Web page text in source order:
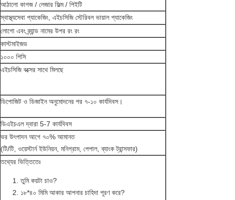
আঠালো কাগজ / লেজার ফিল্ম / পিইটি
স্বাস্থ্যসেবা প্যাকেজিং, এইচসিজি স্টেরিবল ভায়াল প্যাকেজিং
লোগো এবং ব্র্যান্ড নামের উপর রং রং
কাস্টমাইজড
১০০০ পিসি
এইচসিজি বক্সের সাথে মিলছে
ডিপোজিট ও ডিজাইন অনুমোদনের পর ৭-১০ কার্যদিবস।
ডিএইচএল দ্বারা 5-7 কার্যদিবস
ভর উৎপাদন আগে ৭০% আমানত
(টি/টি, ওয়েস্টার্ন ইউনিয়ন, মনিগ্রাম, পেপাল, ব্যাংক ট্রান্সফার)
তথ্যের ভিত্তিতেঃ
তুমি কয়টা চাও?
১৮*৪০ মিমি আকার আপনার চাহিদা পূরণ করে?